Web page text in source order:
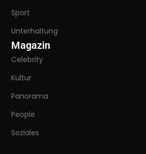
Sport
Unterhaltung
Magazin
Celebrity
Kultur
Panorama
People
Soziales